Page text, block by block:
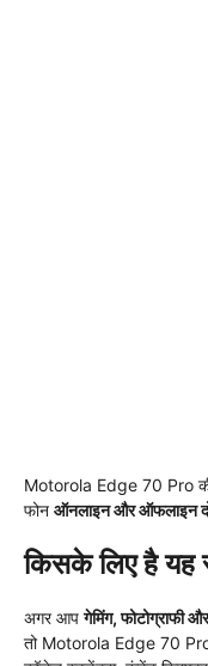
Motorola Edge 70 Pro
फोन ऑनलाइन और ऑफलाइन
किसके लिए है यह
अगर आपगेमिंग, फोटोग्राफी
तो Motorola Edge 70